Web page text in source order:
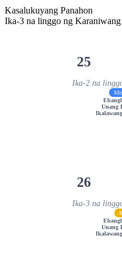
Kasalukuyang Panahon
Ika-3 na linggo ng Karaniwang
25
Ika-2 na
Unang
26
Ika-3 na
Unang